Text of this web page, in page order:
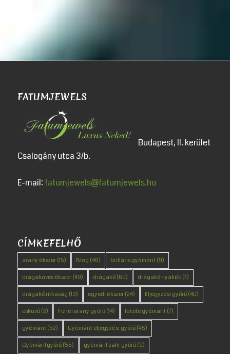
FATUMJEWELS
Budapest, II. kerület
Csalogány utca 3/b.
E-mail: fatumjewels@fatumjewels.hu
CÍMKEFELHŐ
arany ékszer(15) Blog (46) briliáns gyémánt (9)
drágaköves ékszer(49) drágakő(60) drágakő nyakék(7)
drágakő ritkaság (13) egyedi ékszer(24) Eljegyzési gyűrű(40)
esküvő(8) Fehérarany gyűrű(14) fekete gyémánt (7)
gyémánt (52) Gyémánt eljegyzési gyűrű(45)
Gyémántgyűrű(55) gyémánt zafír gyűrű(9)